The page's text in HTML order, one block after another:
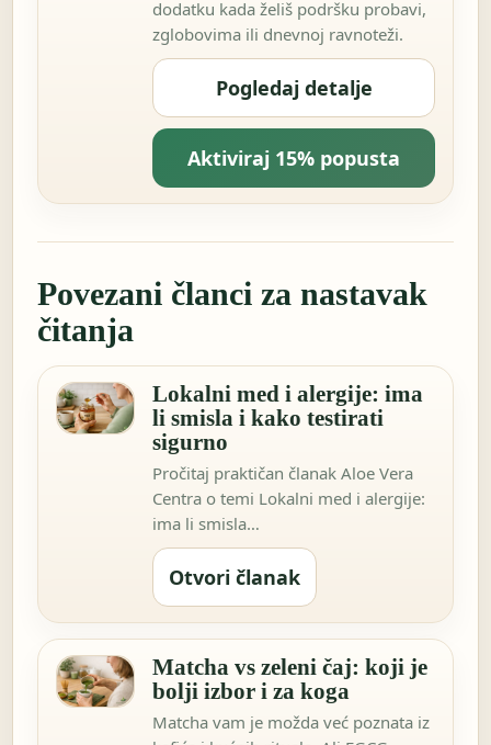
dodatku kada želiš podršku probavi,
zglobovima ili dnevnoj ravnoteži.
Pogledaj detalje
Aktiviraj 15% popusta
Povezani članci za nastavak
čitanja
Lokalni med i alergije: ima
li smisla i kako testirati
sigurno
Pročitaj praktičan članak Aloe Vera
Centra o temi Lokalni med i alergije:
ima li smisla…
Otvori članak
Matcha vs zeleni čaj: koji je
bolji izbor i za koga
Matcha vam je možda već poznata iz